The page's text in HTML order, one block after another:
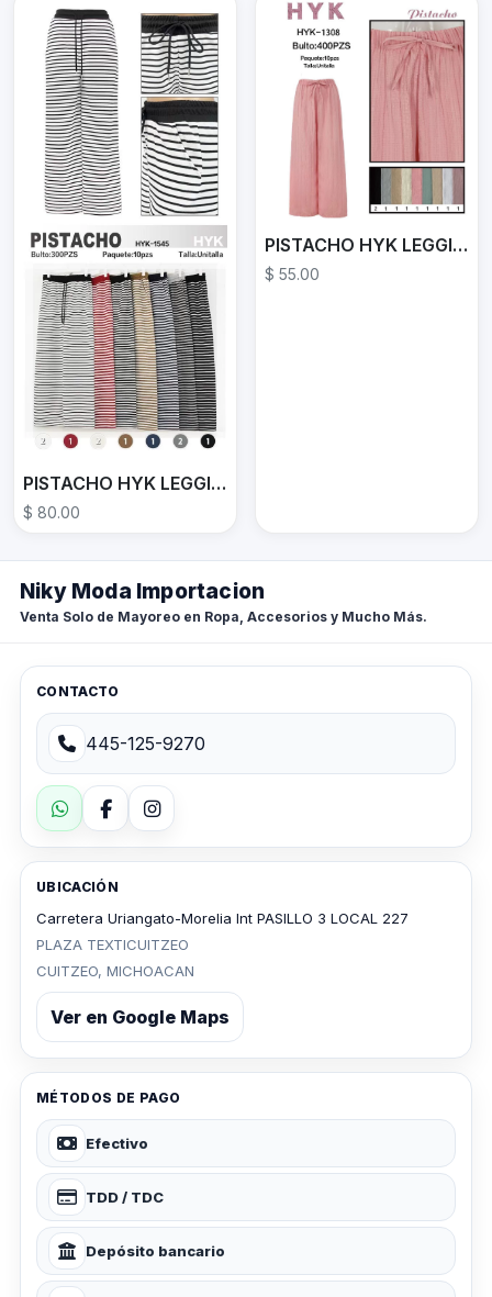
PISTACHO HYK LEGGINS HYK-1545
$ 80.00
PISTACHO HYK LEGGINS HYK-1308
$ 55.00
Niky Moda Importacion
Venta Solo de Mayoreo en Ropa, Accesorios y Mucho Más.
CONTACTO
445-125-9270
UBICACIÓN
Carretera Uriangato-Morelia Int PASILLO 3 LOCAL 227
PLAZA TEXTICUITZEO
CUITZEO, MICHOACAN
Ver en Google Maps
MÉTODOS DE PAGO
Efectivo
TDD / TDC
Depósito bancario